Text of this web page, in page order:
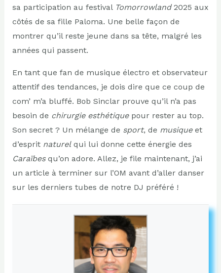
sa participation au festival Tomorrowland2025 aux
côtés de sa fille Paloma. Une belle façon de
montrer qu’il reste jeune dans sa tête, malgré les
années qui passent.
En tant que fan de musique électro et observateur
attentif des tendances, je dois dire que ce coup de
com’ m’a bluffé. Bob Sinclar prouve qu’il n’a pas
besoin de chirurgie esthétiquepour rester au top.
Son secret ? Un mélange de sport, de musiqueet
d’esprit naturelqui lui donne cette énergie des
Caraïbesqu’on adore. Allez, je file maintenant, j’ai
un article à terminer sur l’OM avant d’aller danser
sur les derniers tubes de notre DJ préféré !